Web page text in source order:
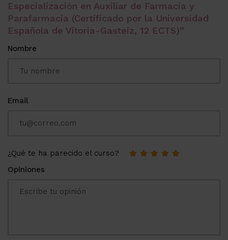
Especialización en Auxiliar de Farmacia y
Parafarmacia (Certificado por la Universidad
Española de Vitoria-Gasteiz, 12 ECTS)”
Nombre
Email
¿Qué te ha parecido el curso?
Opiniones